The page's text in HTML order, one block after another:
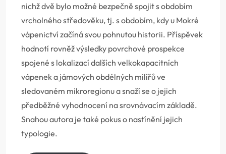
nichž dvě bylo možné bezpečně spojit s obdobím
vrcholného středověku, tj. s obdobím, kdy u Mokré
vápenictví začíná svou pohnutou historii. Příspěvek
hodnotí rovněž výsledky povrchové prospekce
spojené s lokalizací dalších velkokapacitních
vápenek a jámových obdélných milířů ve
sledovaném mikroregionu a snaží se o jejich
předběžné vyhodnocení na srovnávacím základě.
Snahou autora je také pokus o nastínění jejich
typologie.